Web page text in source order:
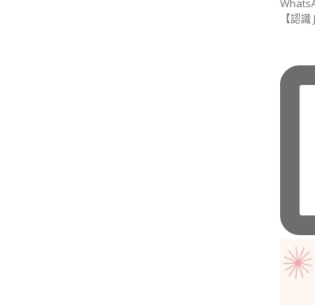
【認